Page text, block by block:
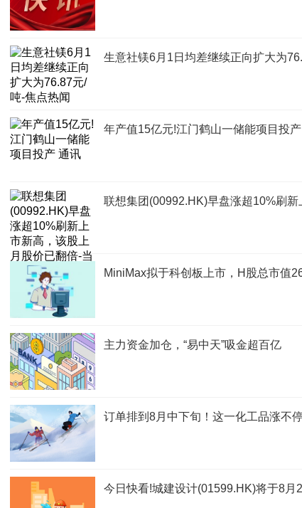
生意社镁6月1日均差继续正向扩大为
年产值15亿元!江门鹤山一储能项目投
联想集团(00992.HK)早盘涨超10%刷
MiniMax拟于科创板上市，H股总市值
主力资金加仓，“易中天”吸金超百亿
订单排到8月中下旬！这一化工品涨不
今日快看!城建设计(01599.HK)将于8月